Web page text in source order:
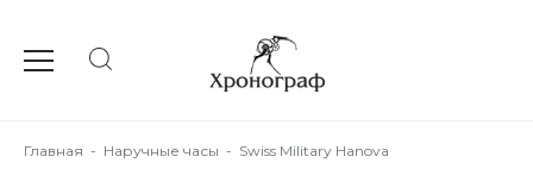
Главная - Наручные часы - Swiss Military Hanova